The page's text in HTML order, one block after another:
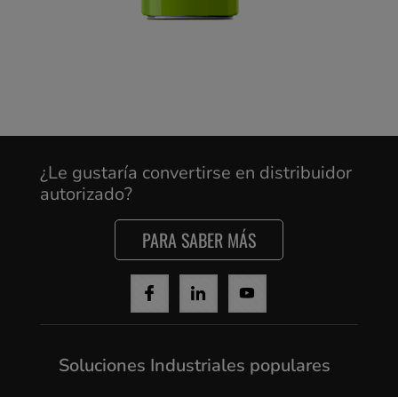
¿Le gustaría convertirse en distribuidor
autorizado?
PARA SABER MÁS
Soluciones Industriales populares